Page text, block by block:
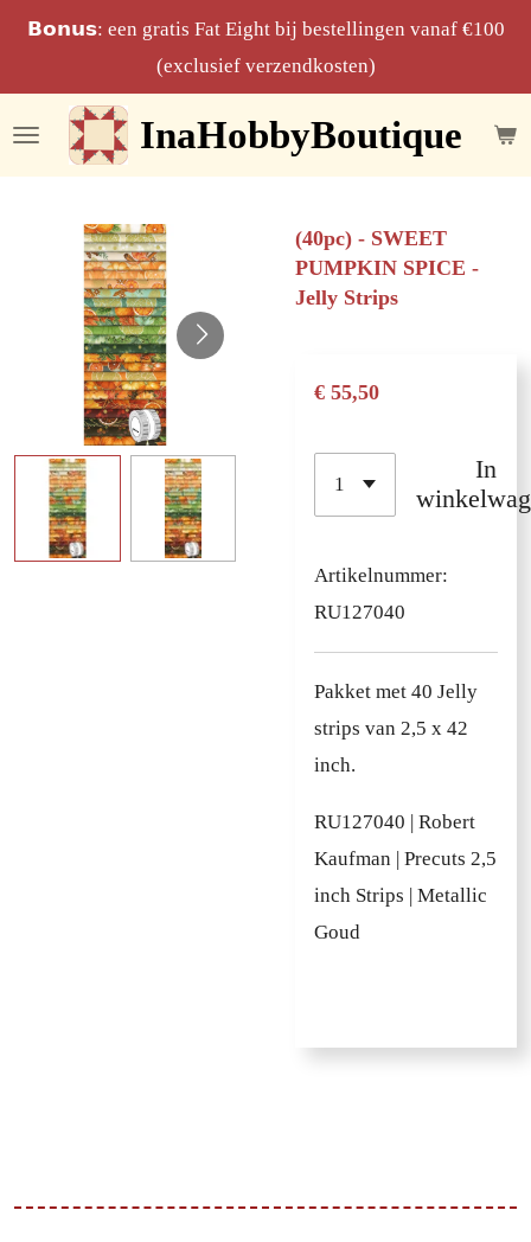
Ga
de
hoofdinhoud
InaHobbyBoutique
𝗕𝗼𝗻𝘂𝘀: een gratis Fat Eight bij bestellingen vanaf €100
(exclusief verzendkosten)
(40pc) - SWEET
PUMPKIN SPICE -
Jelly Strips
€ 55,50
In
Artikelnummer:
RU127040
Pakket met 40 Jelly
strips van 2,5 x 42
inch.
RU127040 | Robert
Kaufman | Precuts 2,5
inch Strips | Metallic
Goud